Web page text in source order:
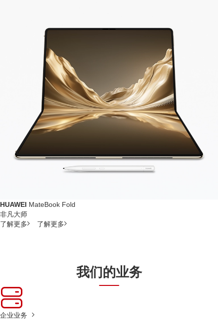
HUAWEI MateBook Fold
非凡大师
了解更多
了解更多
我们的业务
企业业务